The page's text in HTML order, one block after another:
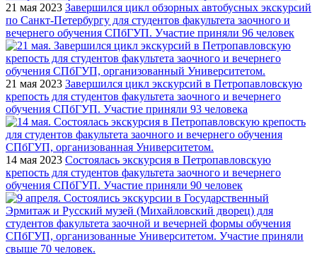
21 мая 2023 Завершился цикл обзорных автобусных экскурсий
по Санкт-Петербургу для студентов факультета заочного и
вечернего обучения СПбГУП. Участие приняли 96 человек
21 мая 2023 Завершился цикл экскурсий в Петропавловскую
крепость для студентов факультета заочного и вечернего
обучения СПбГУП. Участие приняли 93 человека
14 мая 2023 Состоялась экскурсия в Петропавловскую
крепость для студентов факультета заочного и вечернего
обучения СПбГУП. Участие приняли 90 человек